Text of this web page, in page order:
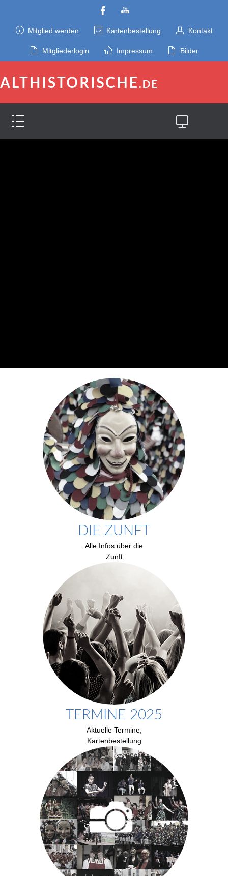
Mitglied werden Kartenbestellung Kontakt
Mitgliederlogin Impressum Bilder
DIE ZUNFT
Alle Infos über die
Zunft
TERMINE 2025
Aktuelle Termine,
Kartenbestellung